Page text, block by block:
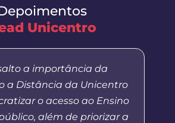
Unicentro
a importância da
a Distância da Unicentro
o acesso ao Ensino
além de priorizar a